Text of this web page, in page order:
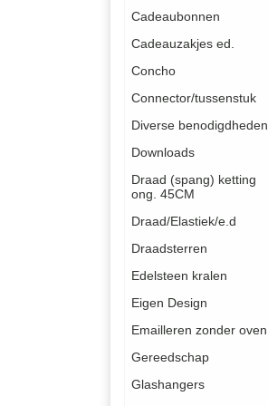
Cadeaubonnen
Cadeauzakjes ed.
Concho
Connector/tussenstuk
Diverse benodigdheden
Downloads
Draad (spang) ketting
ong. 45CM
Draad/Elastiek/e.d
Draadsterren
Edelsteen kralen
Eigen Design
Emailleren zonder oven
Gereedschap
Glashangers